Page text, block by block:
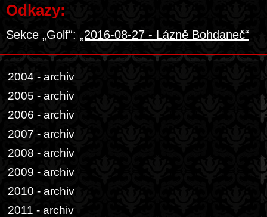
Odkazy:
Sekce „Golf“: „2016-08-27 - Lázně Bohdaneč“
2004 - archiv
2005 - archiv
2006 - archiv
2007 - archiv
2008 - archiv
2009 - archiv
2010 - archiv
2011 - archiv